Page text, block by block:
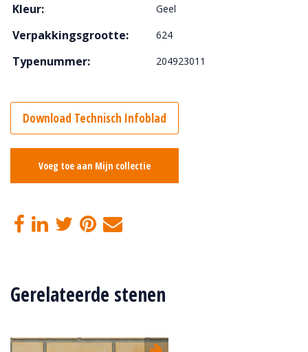
Kleur: Geel
Verpakkingsgrootte: 624
Typenummer: 204923011
Download Technisch Infoblad
Voeg toe aan Mijn collectie
Gerelateerde stenen